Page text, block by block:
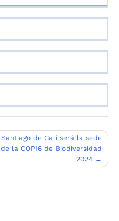
Santiago de Cali será la sede
de la COP16 de Biodiversidad
2024